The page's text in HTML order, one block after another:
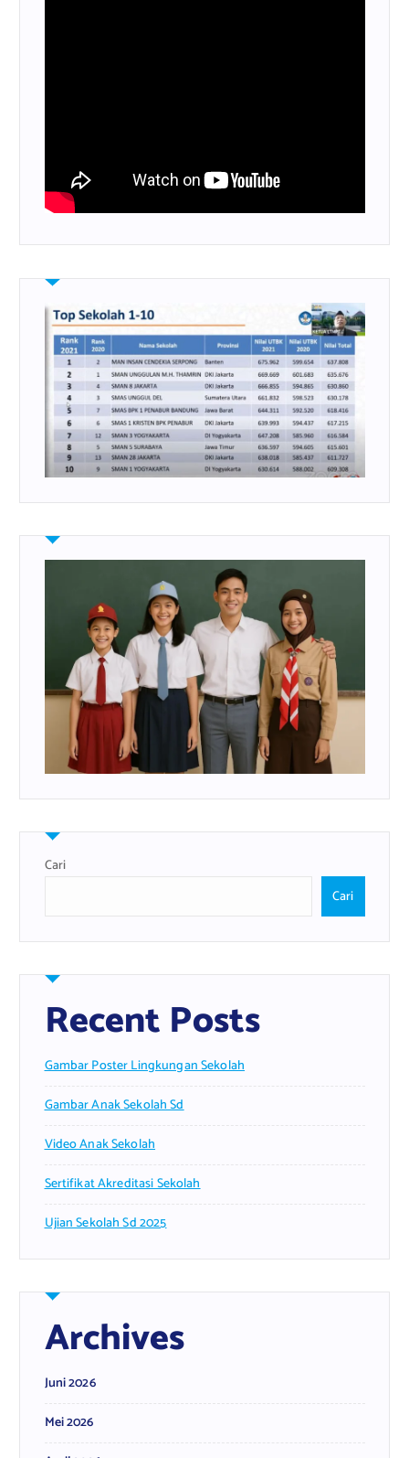
Cari
Cari
Recent Posts
Gambar Poster Lingkungan Sekolah
Gambar Anak Sekolah Sd
Video Anak Sekolah
Sertifikat Akreditasi Sekolah
Ujian Sekolah Sd 2025
Archives
Juni 2026
Mei 2026